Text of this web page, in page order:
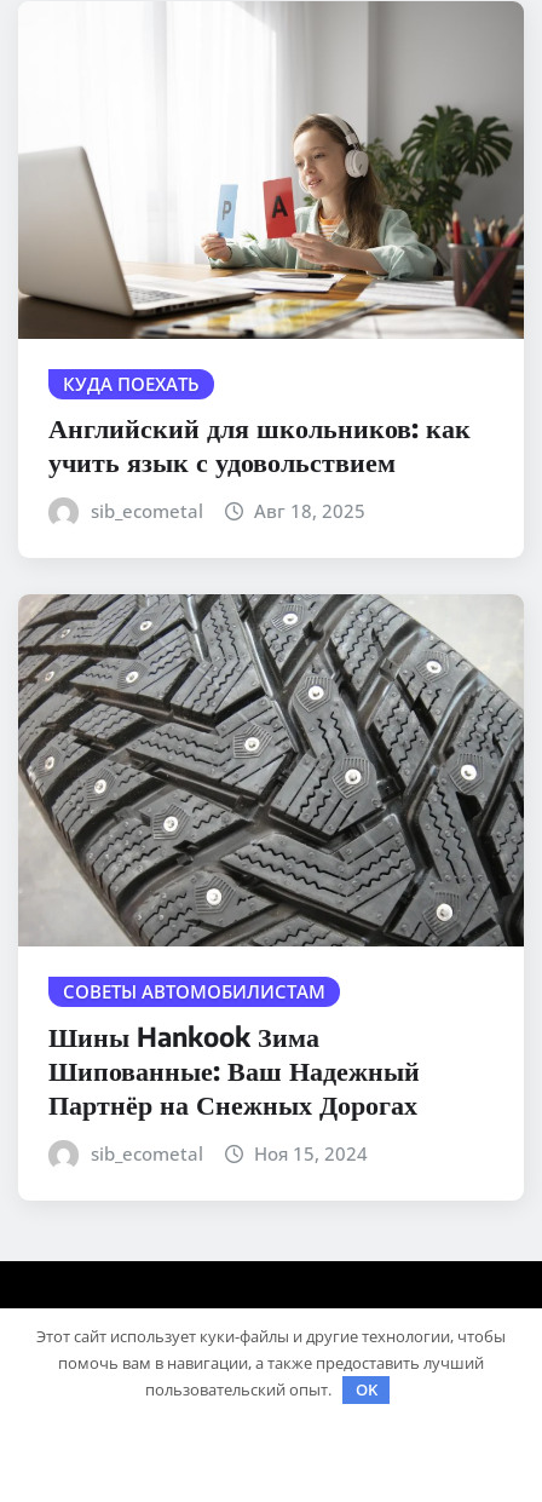
КУДА ПОЕХАТЬ
Английский для школьников: как
учить язык с удовольствием
sib_ecometal Авг 18, 2025
СОВЕТЫ АВТОМОБИЛИСТАМ
Шины Hankook Зима
Шипованные: Ваш Надежный
Партнёр на Снежных Дорогах
sib_ecometal Ноя 15, 2024
Этот сайт использует куки-файлы и другие технологии, чтобы
помочь вам в навигации, а также предоставить лучший
пользовательский опыт.
OK